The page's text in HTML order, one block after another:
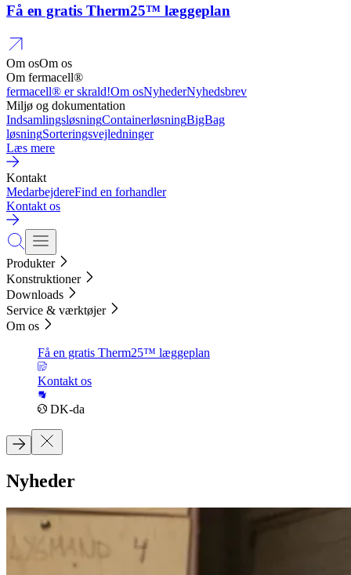
Få en gratis Therm25™ læggeplan
Om osOm os
Om fermacell®
fermacell® er skrald!Om osNyhederNyhedsbrev
Miljø og dokumentation
IndsamlingsløsningContainerløsningBigBag
løsningSorteringsvejledninger
Læs mere
Kontakt
MedarbejdereFind en forhandler
Kontakt os
Produkter
Konstruktioner
Downloads
Service & værktøjer
Om os
Få en gratis Therm25™ læggeplan
Kontakt os
DK-da
Nyheder